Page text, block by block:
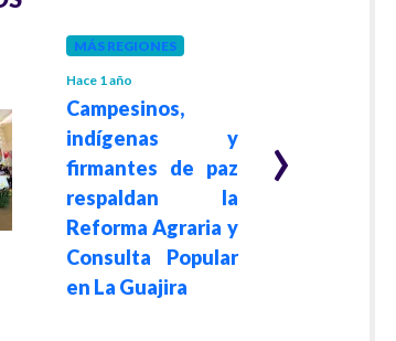
MÁS REGIONES
Hace 1 año
Campesinos,
indígenas y
firmantes de paz
respaldan la
Reforma Agraria y
Consulta Popular
en La Guajira
›